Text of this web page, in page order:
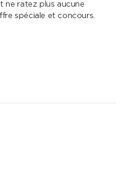
ne ratez plus aucune
spéciale et concours.